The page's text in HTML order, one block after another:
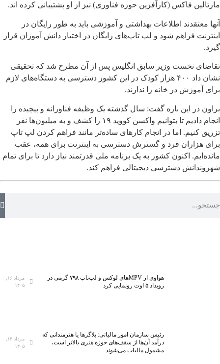
مارتالین فاکس (کارآفرین حوزه فناوری) نیز از او پشتیبانی کرده اند.
آنها معتقدند اطلاعات بهداشتی و آموزشی باید به طور رایگان در
اینترنت فراهم شود و لپ تاپ‌های رایگان در اختیار دانش آموزان قرار
گیرد.
تقاضای نخست وزیر سابق انگلیس پس از آن مطرح شد که تحقیقی
نشان داد ۴۰۰ هزار کودک در این کشور دسترسی به دستگاه‌های لازم
برای آموزش در خانه را ندارند.
براون در این باره گفت: سال گذشته یک وظیفه فناورانه و پیچیده را
انجام دادیم تا بتوانیم واکسن کووید ۱۹ را کشف و به میلیون‌ها نفر
تزریق کنیم. اما در انجام کارهای ساده‌تر مانند فراهم کردن لپ تاپ
برای هزاران فرد و گسترش دسترسی به اینترنت برای همه، عقب
مانده‌ایم. اکنون کشور به یک برنامه ملی قدرتمند نیاز دارد تا برای تمام
شهروندانش دسترسی دیجیتالی فراهم کند.
هواوی از MPVهای لوکس و لپ‌تاپ ۷۹۸ گرمی در
رویداد ۵ اوت رونمایی کرد
مرداد ۱۶,
۱۴۰۵
رئیس سازمان امور مالیاتی: بلاگر‌ها یا هنرمندانی که
درآمد آن‌ها از سقف‌های حوزه هنری بالاتر است،
مشمول مالیات می‌شوند
مرداد ۱۴,
۱۴۰۵